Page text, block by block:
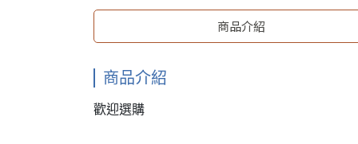
商品介紹
商品介紹
歡迎選購